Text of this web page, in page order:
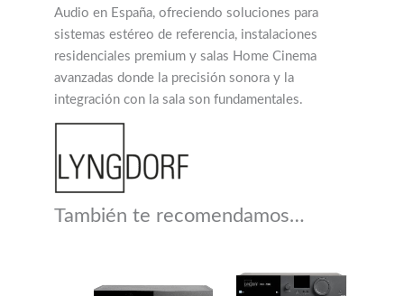
Audio en España, ofreciendo soluciones para
sistemas estéreo de referencia, instalaciones
residenciales premium y salas Home Cinema
avanzadas donde la precisión sonora y la
integración con la sala son fundamentales.
También te recomendamos…